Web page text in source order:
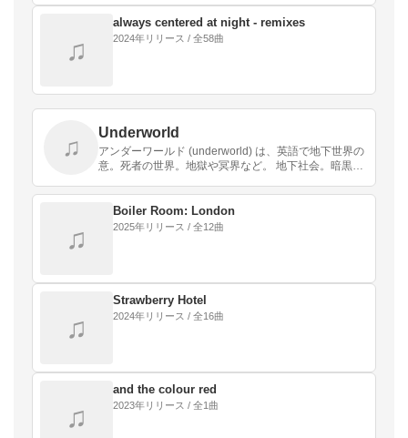
♫
always centered at night - remixes
2024年リリース / 全58曲
♫
Underworld
アンダーワールド (underworld) は、英語で地下世界の
意。死者の世界。地獄や冥界など。 地下社会。暗黒街
♫
Boiler Room: London
2025年リリース / 全12曲
♫
Strawberry Hotel
2024年リリース / 全16曲
♫
and the colour red
2023年リリース / 全1曲